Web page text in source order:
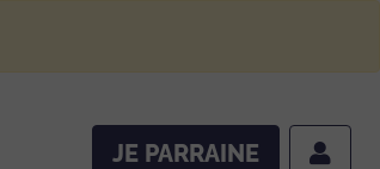
JE PARRAINE